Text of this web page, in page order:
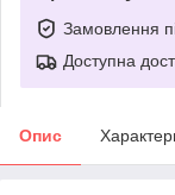
Замовлення
Доступна
Опис